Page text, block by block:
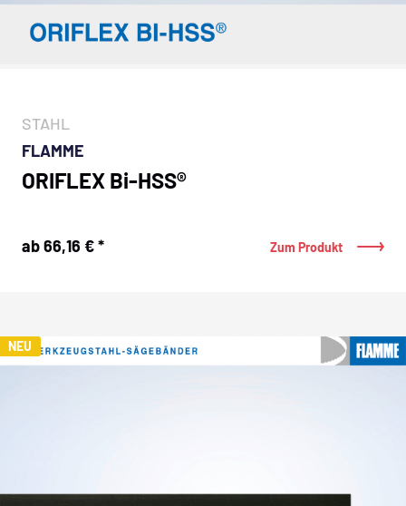
STAHL
FLAMME
ORIFLEX Bi-HSS®
ab 66,16 € * Zum Produkt
NEU